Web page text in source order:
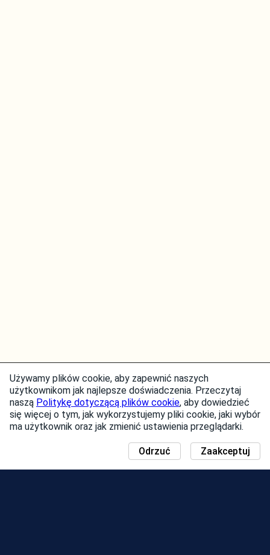
Używamy plików cookie, aby zapewnić naszych
użytkownikom jak najlepsze doświadczenia. Przeczytaj
naszą Politykę dotyczącą plików cookie, aby dowiedzieć
się więcej o tym, jak wykorzystujemy pliki cookie, jaki wybór
ma użytkownik oraz jak zmienić ustawienia przeglądarki.
Zaakceptuj
Odrzuć